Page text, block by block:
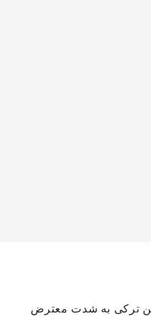
به نگرفتن پنالتی در دقیقه 46 توسط محسن ترکی به شدت معترض